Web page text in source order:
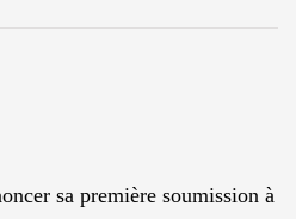
sa première soumission à